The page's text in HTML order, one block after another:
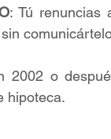
: Tú renuncias
2002 o
hipoteca.